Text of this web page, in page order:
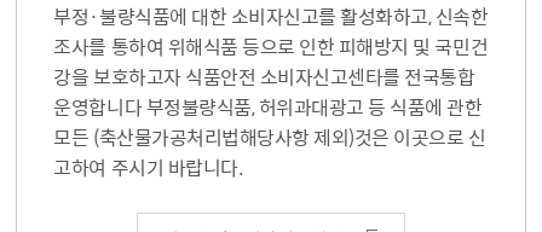
부정·불량식품에 대한 소비자신고를 활성화하고, 신속한
조사를 통하여 위해식품 등으로 인한 피해방지 및 국민건
강을 보호하고자 식품안전 소비자신고센타를 전국통합
운영합니다 부정불량식품, 허위과대광고 등 식품에 관한
모든 (축산물가공처리법해당사항 제외)것은 이곳으로 신
고하여 주시기 바랍니다.